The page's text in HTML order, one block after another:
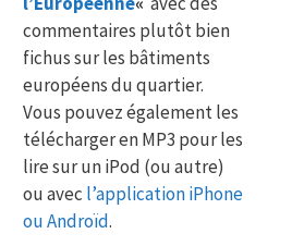
commentaires plutôt bien
fichus sur les bâtiments
européens du quartier.
Vous pouvez également les
télécharger en MP3 pour les
lire sur un iPod (ou autre)
ou avec l’application iPhone
ou Androïd.